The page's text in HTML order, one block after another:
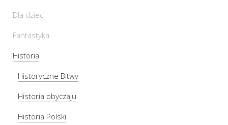
Dla dzieci
Fantastyka
Historia
Historyczne Bitwy
Historia obyczaju
Historia Polski